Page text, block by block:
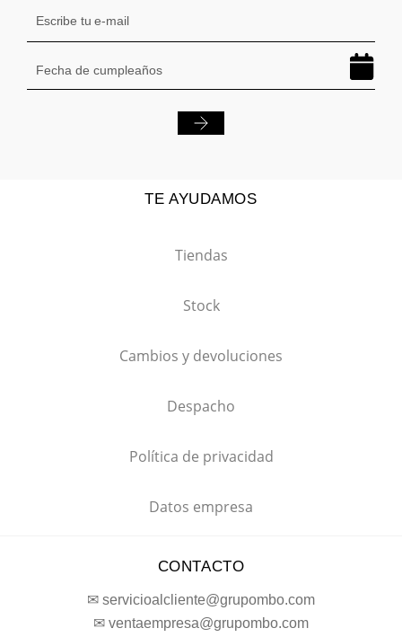
TE AYUDAMOS
Tiendas
Stock
Cambios y devoluciones
Despacho
Política de privacidad
Datos empresa
CONTACTO
✉ servicioalcliente@grupombo.com
✉ ventaempresa@grupombo.com